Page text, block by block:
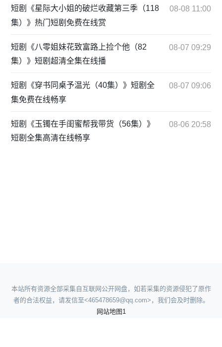
短剧《星际大小姐的破烂收藏第三季（118
集）》热门短剧免费在线赏
08-08 11:00
短剧《八零姐妹花致富路上捡个他（82
集）》短剧超清全集在线播
08-07 09:29
短剧《穿书同桌予温光（40集）》短剧全
集免费在线畅享
08-07 09:06
短剧《玉镯在手闺蜜帮我带货（56集）》
短剧全集高清在线畅享
08-06 20:58
本站所有资源全部采集自互联网公开网盘，如若采集的资源侵犯了原作
者的合法权益，请发信至<465478659@qq.com>，我们会及时删除。
网站地图1